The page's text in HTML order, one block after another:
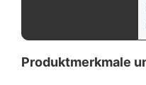
Produktmerkmale